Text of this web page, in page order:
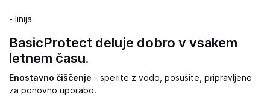
- linija
BasicProtect deluje dobro v vsakem
letnem času.
Enostavno čiščenje - sperite z vodo, posušite, pripravljeno
za ponovno uporabo.